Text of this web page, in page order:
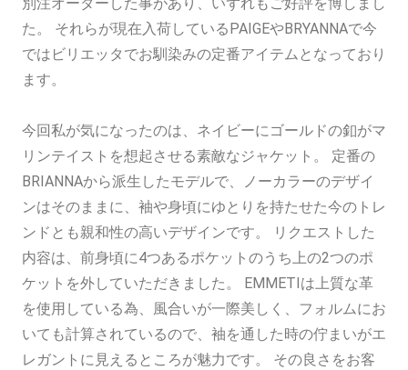
た。 それらが現在入荷しているPAIGEやBRYANNAで今
ではビリエッタでお馴染みの定番アイテムとなっており
ます。
今回私が気になったのは、ネイビーにゴールドの釦がマ
リンテイストを想起させる素敵なジャケット。 定番の
BRIANNAから派生したモデルで、ノーカラーのデザイ
ンはそのままに、袖や身頃にゆとりを持たせた今のトレ
ンドとも親和性の高いデザインです。 リクエストした
内容は、前身頃に4つあるポケットのうち上の2つのポ
ケットを外していただきました。 EMMETIは上質な革
を使用している為、風合いが一際美しく、フォルムにお
いても計算されているので、袖を通した時の佇まいがエ
レガントに見えるところが魅力です。 その良さをお客